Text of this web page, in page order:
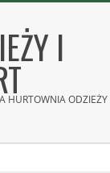
I
HURTOWNIA ODZIEŻY